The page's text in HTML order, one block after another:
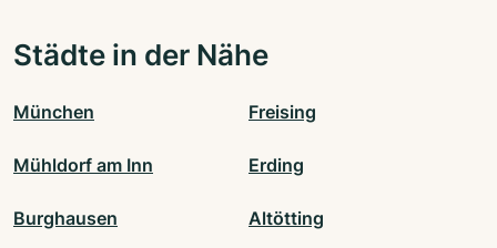
Städte in der Nähe
München Freising
Mühldorf am Inn Erding
Burghausen Altötting